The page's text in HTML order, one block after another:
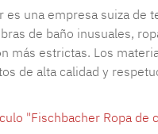
es una empresa suiza de
de baño inusuales,
más estrictas. Los
de alta calidad y
"Fischbacher Ropa de